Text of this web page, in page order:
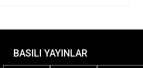
BASILI YAYINLAR